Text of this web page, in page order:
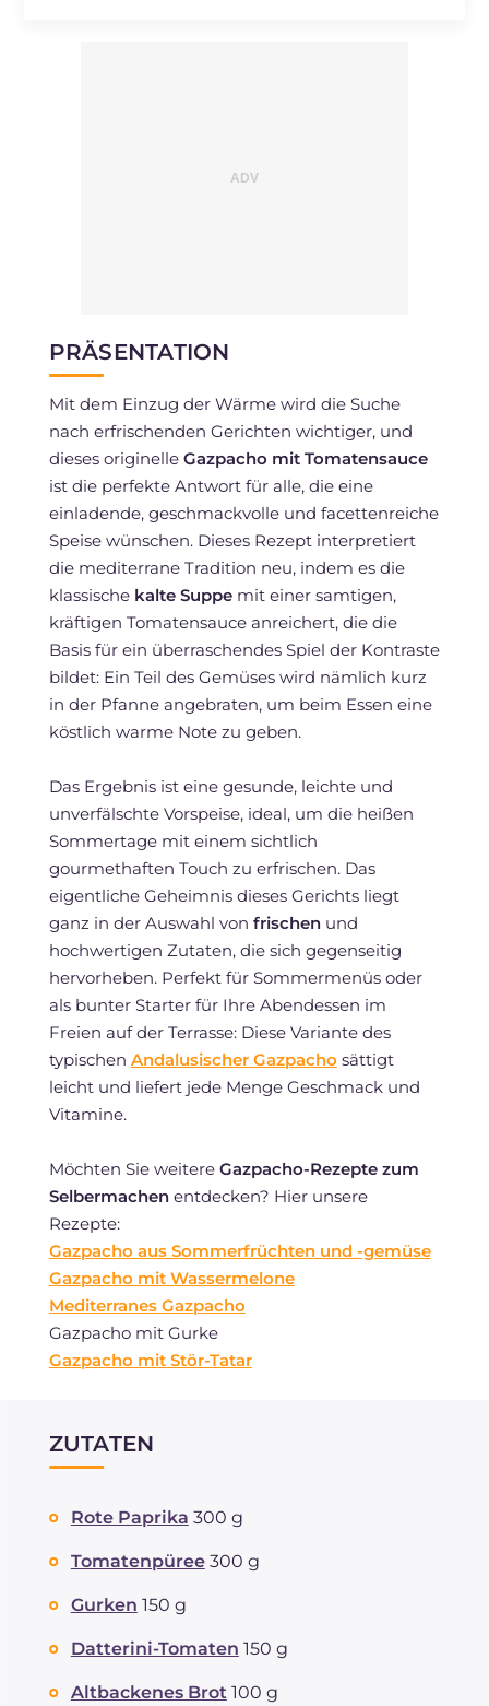
PRÄSENTATION
Mit dem Einzug der Wärme wird die Suche
nach erfrischenden Gerichten wichtiger, und
dieses originelle Gazpacho mit Tomatensauce
ist die perfekte Antwort für alle, die eine
einladende, geschmackvolle und facettenreiche
Speise wünschen. Dieses Rezept interpretiert
die mediterrane Tradition neu, indem es die
klassische kalte Suppemit einer samtigen,
kräftigen Tomatensauce anreichert, die die
Basis für ein überraschendes Spiel der Kontraste
bildet: Ein Teil des Gemüses wird nämlich kurz
in der Pfanne angebraten, um beim Essen eine
köstlich warme Note zu geben.
Das Ergebnis ist eine gesunde, leichte und
unverfälschte Vorspeise, ideal, um die heißen
Sommertage mit einem sichtlich
gourmethaften Touch zu erfrischen. Das
eigentliche Geheimnis dieses Gerichts liegt
ganz in der Auswahl von frischenund
hochwertigen Zutaten, die sich gegenseitig
hervorheben. Perfekt für Sommermenüs oder
als bunter Starter für Ihre Abendessen im
Freien auf der Terrasse: Diese Variante des
typischen Andalusischer Gazpacho sättigt
leicht und liefert jede Menge Geschmack und
Vitamine.
Möchten Sie weitere Gazpacho-Rezepte zum
Selbermachenentdecken? Hier unsere
Rezepte:
Gazpacho aus Sommerfrüchten und -gemüse
Gazpacho mit Wassermelone
Mediterranes Gazpacho
Gazpacho mit Gurke
Gazpacho mit Stör-Tatar
ZUTATEN
Rote Paprika 300 g
Tomatenpüree 300 g
Gurken 150 g
Datterini-Tomaten 150 g
Altbackenes Brot 100 g